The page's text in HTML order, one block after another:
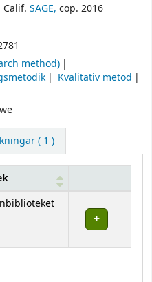
Calif. SAGE, cop. 2016
method)
Kvalitativ metod
( 1 )